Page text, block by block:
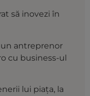
să inovezi în
un antreprenor
cu business-ul
lui piața, la